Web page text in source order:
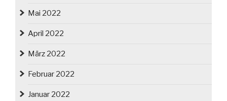
Mai 2022
April 2022
März 2022
Februar 2022
Januar 2022